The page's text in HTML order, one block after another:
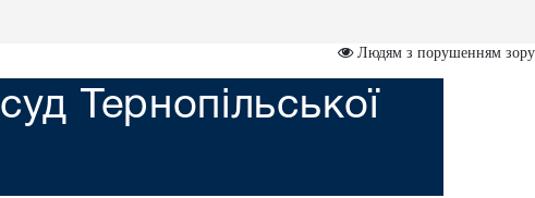
Людям з порушенням зору
Тернопільської